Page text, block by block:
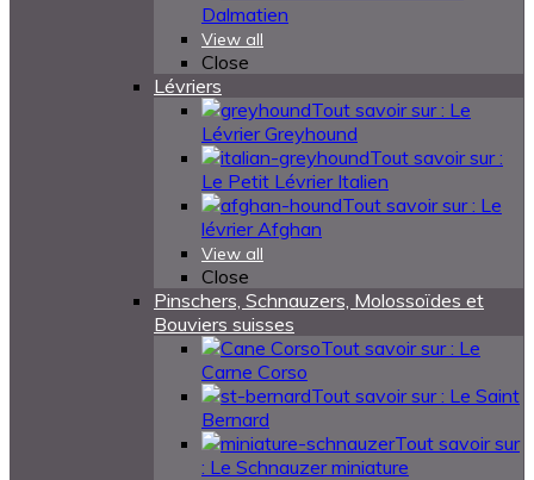
Dalmatien
View all
Close
Lévriers
Tout savoir sur : Le
Lévrier Greyhound
Tout savoir sur :
Le Petit Lévrier Italien
Tout savoir sur : Le
lévrier Afghan
View all
Close
Pinschers, Schnauzers, Molossoïdes et
Bouviers suisses
Tout savoir sur : Le
Carne Corso
Tout savoir sur : Le Saint
Bernard
Tout savoir sur
: Le Schnauzer miniature